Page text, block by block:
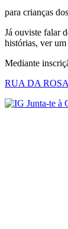
para crianças
Já ouviste falar
histórias, ver
Mediante
RUA DA
Junta-te à